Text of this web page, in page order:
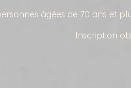
âgées de 70 ans et
Inscription